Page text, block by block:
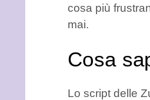
cosa più
mai.
Cosa
Lo script delle